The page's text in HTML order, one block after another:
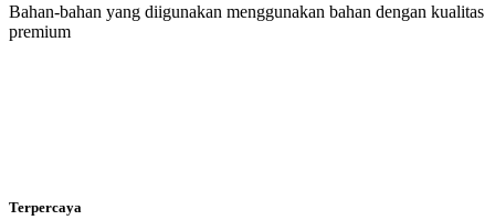
Bahan-bahan yang diigunakan menggunakan bahan dengan kualitas
premium
Terpercaya